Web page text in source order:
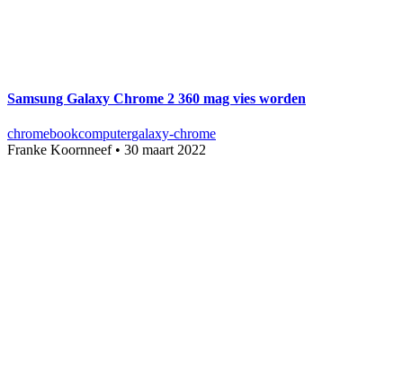
Samsung Galaxy Chrome 2 360 mag vies worden
chromebookcomputergalaxy-chrome
Franke Koornneef• 30 maart 2022